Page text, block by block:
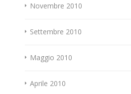
Novembre 2010
Settembre 2010
Maggio 2010
Aprile 2010